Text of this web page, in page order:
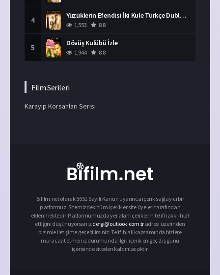
4 Yüzüklerin Efendisi İki Kule Türkçe Dublaj İzle
1,553 8.8
5 Dövüş Kulübü İzle
1,944 8.8
Film Serileri
Karayip Korsanları Serisi
Bifilm.net olarak 5651 Sayılı Kanun uyarınca içerik sağlayıcı bir
platformuz. Sitemizdeki tüm içerikler site üyeleri tarafından
eklenmektedir. Platformumuzda yer alan içeriklerin telif hakkı ihlal
ettiğini düşünüyorsanızdergi@outlook.com.tr adresi üzerinden
bizimle iletişime geçebilirsiniz. Telif ihlali kapsamında bizlere
müracaat etmeniz durumunda ilgili içerik en geç 2 iş günü
içerisinde siteden kaldırılacaktır.